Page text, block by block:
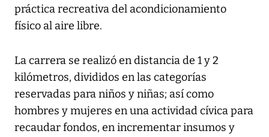
práctica recreativa del acondicionamiento
físico al aire libre.
La carrera se realizó en distancia de 1 y 2
kilómetros, divididos en las categorías
reservadas para niños y niñas; así como
hombres y mujeres en una actividad cívica para
recaudar fondos, en incrementar insumos y